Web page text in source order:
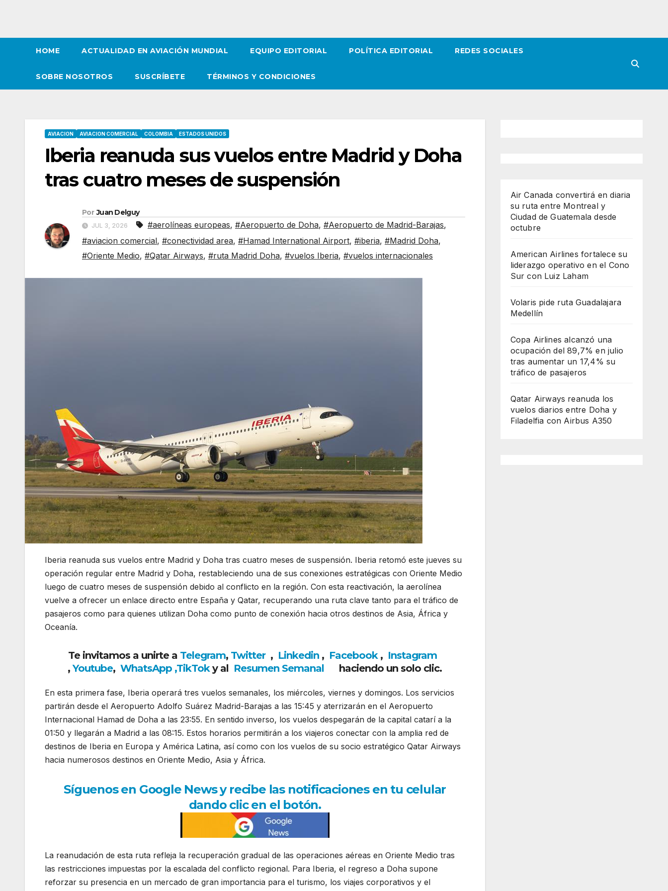
HOME ACTUALIDAD EN AVIACIÓN MUNDIAL EQUIPO EDITORIAL POLÍTICA EDITORIAL REDES SOCIALES
SOBRE NOSOTROS SUSCRÍBETE TÉRMINOS Y CONDICIONES
AVIACION AVIACION COMERCIAL COLOMBIA ESTADOS UNIDOS
Iberia reanuda sus vuelos entre Madrid y Doha
tras cuatro meses de suspensión
Por Juan Delguy
JUL 3, 2026 #aerolíneas europeas, #Aeropuerto de Doha, #Aeropuerto de Madrid-Barajas,
#aviacion comercial, #conectividad area, #Hamad International Airport, #iberia, #Madrid Doha,
#Oriente Medio, #Qatar Airways, #ruta Madrid Doha, #vuelos Iberia, #vuelos internacionales
Iberia reanuda sus vuelos entre Madrid y Doha tras cuatro meses de suspensión. Iberia retomó este jueves su
operación regular entre Madrid y Doha, restableciendo una de sus conexiones estratégicas con Oriente Medio
luego de cuatro meses de suspensión debido al conflicto en la región. Con esta reactivación, la aerolínea
vuelve a ofrecer un enlace directo entre España y Qatar, recuperando una ruta clave tanto para el tráfico de
pasajeros como para quienes utilizan Doha como punto de conexión hacia otros destinos de Asia, África y
Oceanía.
Te invitamos a unirte a Telegram, Twitter , Linkedin, Facebook, Instagram
,Youtube,WhatsApp ,TikToky al Resumen Semanal haciendo un solo clic.
En esta primera fase, Iberia operará tres vuelos semanales, los miércoles, viernes y domingos. Los servicios
partirán desde el Aeropuerto Adolfo Suárez Madrid-Barajas a las 15:45 y aterrizarán en el Aeropuerto
Internacional Hamad de Doha a las 23:55. En sentido inverso, los vuelos despegarán de la capital catarí a la
01:50 y llegarán a Madrid a las 08:15. Estos horarios permitirán a los viajeros conectar con la amplia red de
destinos de Iberia en Europa y América Latina, así como con los vuelos de su socio estratégico Qatar Airways
hacia numerosos destinos en Oriente Medio, Asia y África.
Síguenos en Google News y recibe las notificaciones en tu celular
dando clic en el botón.
La reanudación de esta ruta refleja la recuperación gradual de las operaciones aéreas en Oriente Medio tras
las restricciones impuestas por la escalada del conflicto regional. Para Iberia, el regreso a Doha supone
reforzar su presencia en un mercado de gran importancia para el turismo, los viajes corporativos y el
Air Canada convertirá en diaria
su ruta entre Montreal y
Ciudad de Guatemala desde
octubre
American Airlines fortalece su
liderazgo operativo en el Cono
Sur con Luiz Laham
Volaris pide ruta Guadalajara
Medellín
Copa Airlines alcanzó una
ocupación del 89,7% en julio
tras aumentar un 17,4% su
tráfico de pasajeros
Qatar Airways reanuda los
vuelos diarios entre Doha y
Filadelfia con Airbus A350